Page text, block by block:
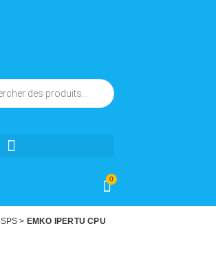
0
SPS > EMKO IPERTU CPU